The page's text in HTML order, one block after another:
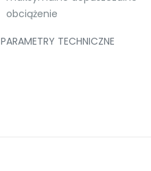
PARAMETRY TECHNICZNE
obciążenie